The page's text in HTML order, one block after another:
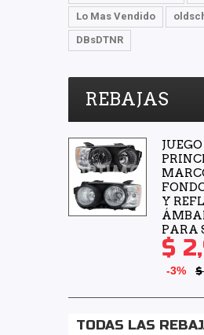
Lo Mas Vendido
DBsDTNR
REBAJAS
Y
PARA
$
-3%
TODAS LAS